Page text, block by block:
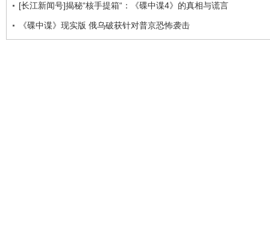
[长江新闻号]揭秘“核手提箱“：《碟中谍4》的真相与谎言
《碟中谍》现实版 俄乌破获针对普京恐怖袭击